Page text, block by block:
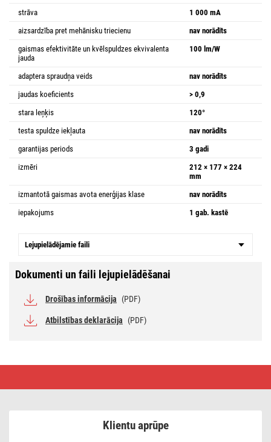
strāva
1 000 mA
aizsardzība pret mehānisku triecienu
nav norādīts
gaismas efektivitāte un kvēlspuldzes ekvivalenta
jauda
100 lm/W
adaptera spraudņa veids
nav norādīts
jaudas koeficients
> 0,9
stara leņķis
120°
testa spuldze iekļauta
nav norādīts
garantijas periods
3 gadi
izmēri
212 × 177 × 224
mm
izmantotā gaismas avota enerģijas klase
nav norādīts
iepakojums
1 gab. kastē
Lejupielādējamie faili
Dokumenti un faili lejupielādēšanai
Drošības informācija (PDF)
Atbilstības deklarācija (PDF)
ACCO,
Klientu aprūpe